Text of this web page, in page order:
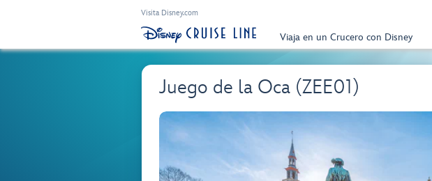
Visita Disney.com
Viaja en un Crucero con Disney
Juego de la Oca (ZEE01)